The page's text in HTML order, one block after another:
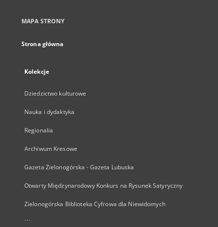
MAPA STRONY
Strona główna
Kolekcje
Dziedzictwo kulturowe
Nauka i dydaktyka
Regionalia
Archiwum Kresowe
Gazeta Zielonogórska - Gazeta Lubuska
Otwarty Międzynarodowy Konkurs na Rysunek Satyryczny
Zielonogórska Biblioteka Cyfrowa dla Niewidomych
...